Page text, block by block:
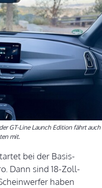
GT-Line Launch Edition fährt auch
mit.
bei der Basis-
Dann sind 18-Zoll-
haben